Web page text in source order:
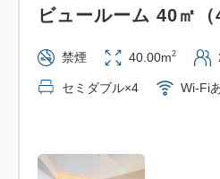
宝石を散りばめたような夜
景色が一面に広がるタワー
■滞在■
ビュールーム 40㎡（
禁煙 40.00m2
セミダブル×4 Wi-Fi